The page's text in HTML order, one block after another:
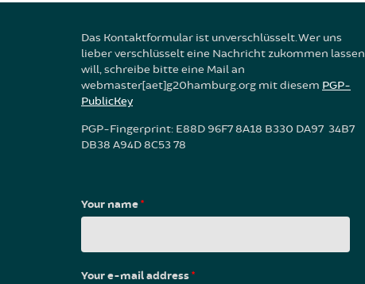
Das Kontaktformular ist unverschlüsselt. Wer uns
lieber verschlüsselt eine Nachricht zukommen lassen
will, schreibe bitte eine Mail an
webmaster[aet]g20hamburg.org mit diesem PGP-
PublicKey
PGP-Fingerprint: E88D 96F7 8A18 B330 DA97 34B7
DB38 A94D 8C53 78
Your name*
Your e-mail address*